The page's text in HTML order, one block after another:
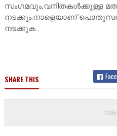
സംഗമവും,വനിതകൾക്കുള്ള
നടക്കും.നാളെയാണ്
നടക്കുക .
SHARE THIS